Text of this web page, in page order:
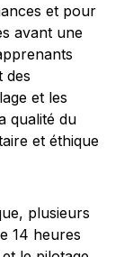
et pour
avant une
des
et les
qualité du
et éthique
plusieurs
14 heures